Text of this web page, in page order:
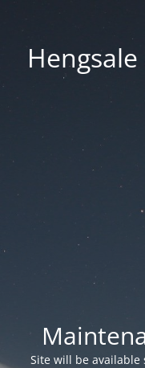
Site will be available